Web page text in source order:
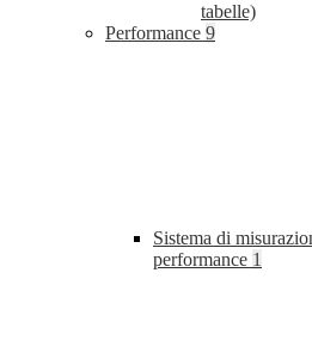
tabelle)
Performance 9
Sistema di
performance 1